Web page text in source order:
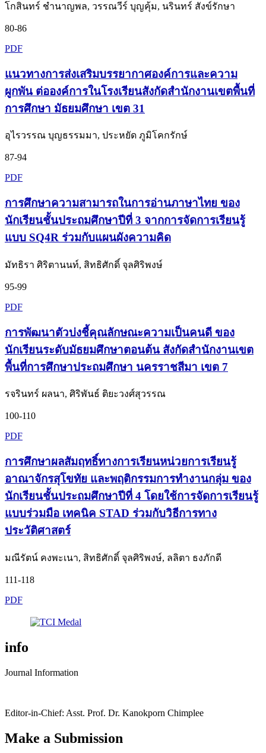
โกสินทร์ ชำนาญพล, วรรณวีร์ บุญคุ้ม, นรินทร์ สังข์รักษา
80-86
PDF
แนวทางการส่งเสริมบรรยากาศองค์การและความ
ผูกพัน ต่อองค์การในโรงเรียนสังกัดสำนักงานเขตพื้นที่
การศึกษา มัธยมศึกษา เขต 31
อุไรวรรณ บุญธรรมมา, ประหยัด ภูมิโคกรักษ์
87-94
PDF
การศึกษาความสามารถในการอ่านภาษาไทย ของ
นักเรียนชั้นประถมศึกษาปีที่ 3 จากการจัดการเรียนรู้
แบบ SQ4R ร่วมกับแผนผังความคิด
มัทธิรา ศิริตานนท์, สิทธิศักดิ์ จุลศิริพงษ์
95-99
PDF
การพัฒนาตัวบ่งชี้คุณลักษณะความเป็นคนดี ของ
นักเรียนระดับมัธยมศึกษาตอนต้น สังกัดสำนักงานเขต
พื้นที่การศึกษาประถมศึกษา นครราชสีมา เขต 7
รจรินทร์ ผลนา, ศิริพันธ์ ติยะวงศ์สุวรรณ
100-110
PDF
การศึกษาผลสัมฤทธิ์ทางการเรียนหน่วยการเรียนรู้
อาณาจักรสุโขทัย และพฤติกรรมการทำงานกลุ่ม ของ
นักเรียนชั้นประถมศึกษาปีที่ 4 โดยใช้การจัดการเรียนรู้
แบบร่วมมือ เทคนิค STAD ร่วมกับวิธีการทาง
ประวัติศาสตร์
มณีรัตน์ คงพะเนา, สิทธิศักดิ์ จุลศิริพงษ์, ลลิตา ธงภักดี
111-118
PDF
info
Journal Information
Editor-in-Chief: Asst. Prof. Dr. Kanokporn Chimplee
Make a Submission